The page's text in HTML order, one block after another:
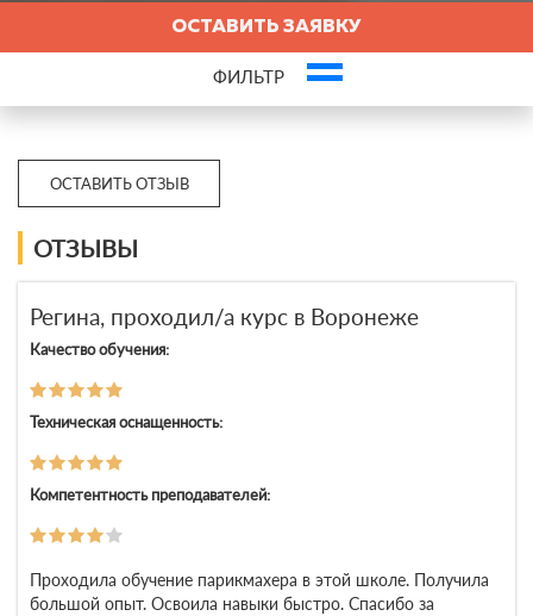
ОСТАВИТЬ ОТЗЫВ
ОТЗЫВЫ
Регина, проходил/а курс в Воронеже
Качество обучения:
Техническая оснащенность:
Компетентность преподавателей:
Проходила обучение парикмахера в этой школе. Получила
большой опыт. Освоила навыки быстро. Спасибо за
ОСТАВИТЬ ЗАЯВКУ
ФИЛЬТР